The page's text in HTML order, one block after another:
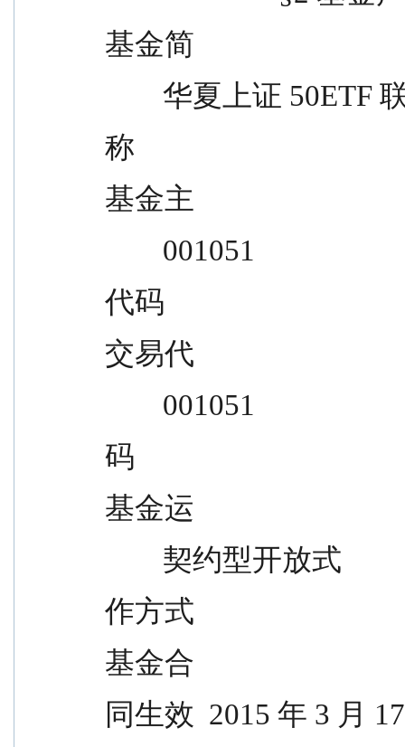
基金简
华夏上证 50ETF
称
基金主
        001051
代码
交易代
        001051
码
基金运
        契约型开放式
作方式
基金合
同生效  2015 年 3 月